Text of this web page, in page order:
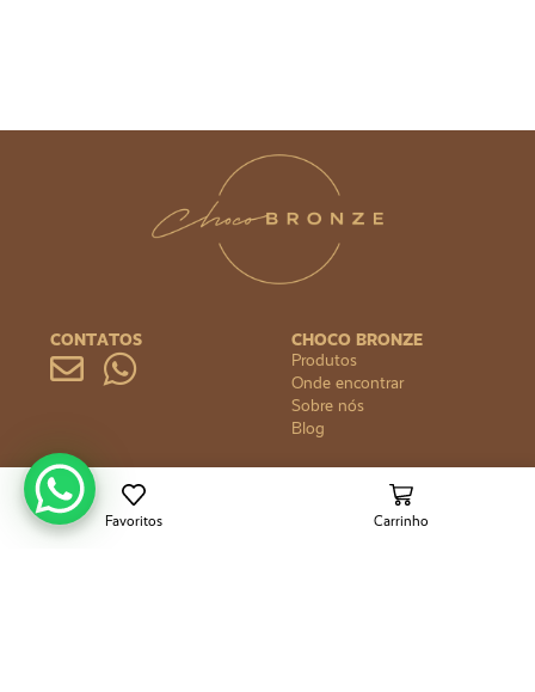
Favoritos Carrinho
CONTATOS
CHOCO BRONZE
Produtos
Onde encontrar
Sobre nós
Blog
DÚVIDAS
Política de privacidade
Política de reembolso